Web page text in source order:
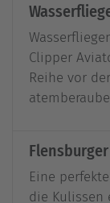
Clipper
Reihe vor
Eine
die Kulissen